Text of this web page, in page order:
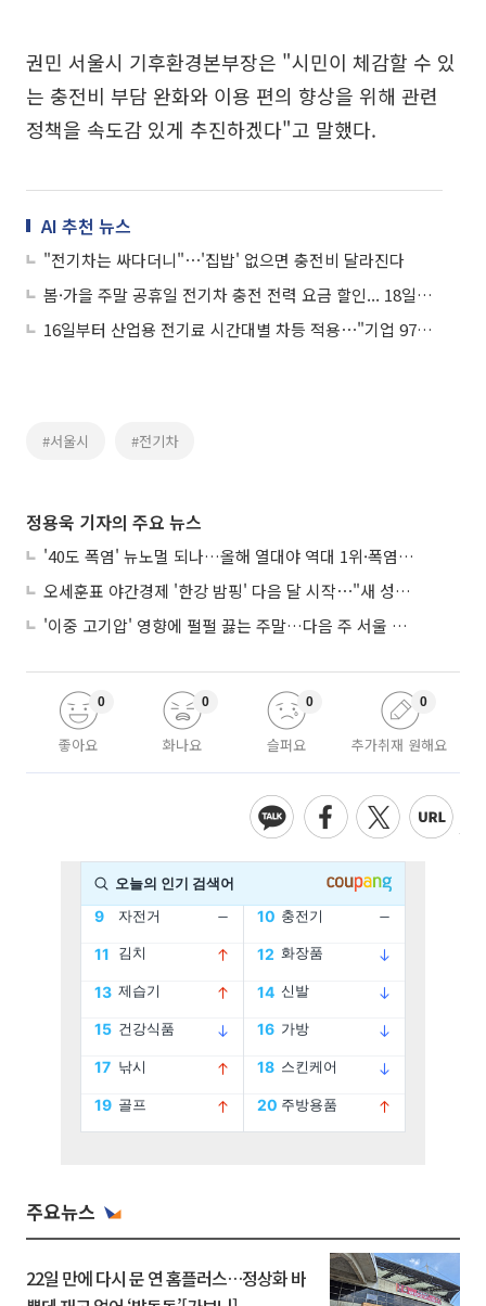
권민 서울시 기후환경본부장은 "시민이 체감할 수 있
는 충전비 부담 완화와 이용 편의 향상을 위해 관련
정책을 속도감 있게 추진하겠다"고 말했다.
AI 추천 뉴스
"전기차는 싸다더니"⋯'집밥' 없으면 충전비 달라진다
봄·가을 주말 공휴일 전기차 충전 전력 요금 할인... 18일부터
16일부터 산업용 전기료 시간대별 차등 적용⋯"기업 97% 부담 준다"
#서울시 #전기차
정용욱 기자의 주요 뉴스
'40도 폭염' 뉴노멀 되나…올해 열대야 역대 1위·폭염일수 평년 3배 넘어
오세훈표 야간경제 '한강 밤핑' 다음 달 시작⋯"새 성장동력 만들 것"
'이중 고기압' 영향에 펄펄 끓는 주말…다음 주 서울 포함 서쪽이 더 덥다
좋아요
0
화나요
0
슬퍼요
0
추가취재 원해요
0
주요뉴스
22일 만에 다시 문 연 홈플러스…정상화 바